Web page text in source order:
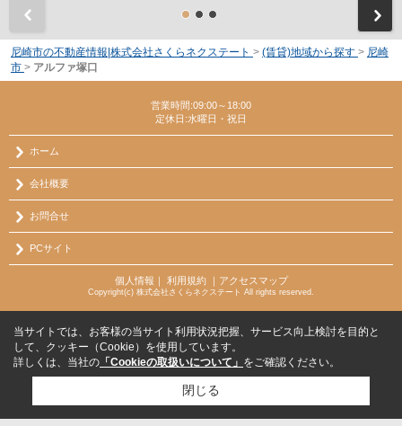
尼崎市の不動産情報|株式会社さくらネクステート > (賃貸)地域から探す > 尼崎
市 > アルファ塚口
営業時間:09:00～18:00
定休日:水曜日・祝日
ホーム
会社概要
お問合せ
PCサイト
個人情報 ｜ 利用規約｜ アクセスマップ
Copyright(c) 株式会社さくらネクステート All rights reserved.
当サイトでは、お客様の当サイト利用状況把握、サービス向上検討を目的と
して、クッキー（Cookie）を使用しています。
詳しくは、当社の 「Cookieの取扱いについて」 をご確認ください。
閉じる